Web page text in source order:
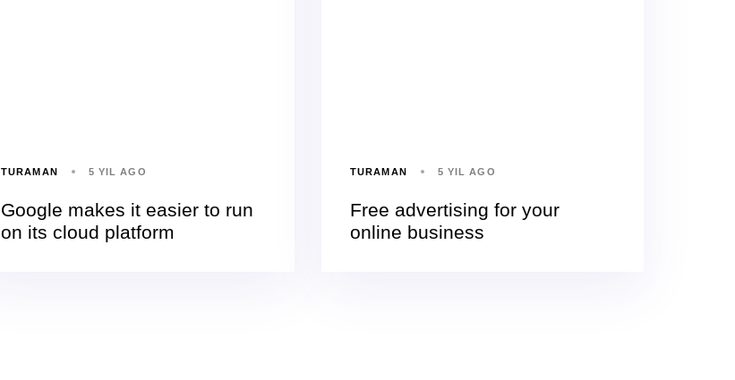
TURAMAN 5 YIL AGO
Google makes it easier to run
on its cloud platform
TURAMAN 5 YIL AGO
Free advertising for your
online business